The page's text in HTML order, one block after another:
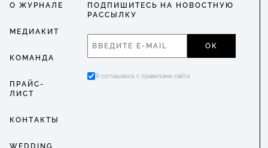
О ЖУРНАЛЕ
МЕДИАКИТ
КОМАНДА
ПРАЙС-
ЛИСТ
КОНТАКТЫ
WEDDING
ПОДПИШИТЕСЬ НА НОВОСТНУЮ
РАССЫЛКУ
ОК
Я соглашаюсь с правилами сайта